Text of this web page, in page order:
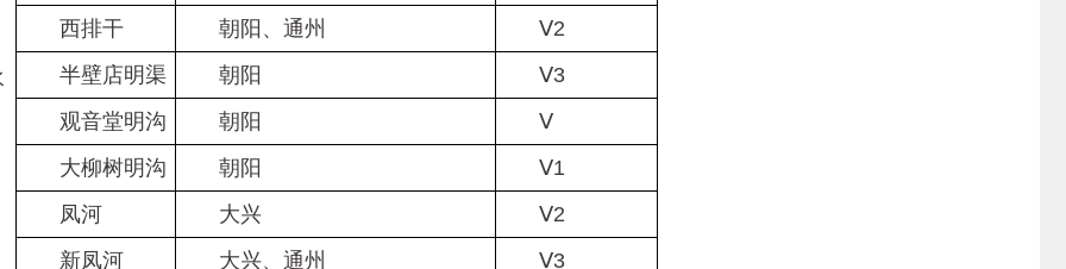
西排干
朝阳、通州
Ⅴ2
半壁店明渠
朝阳
Ⅴ3
观音堂明沟
朝阳
Ⅴ
大柳树明沟
朝阳
Ⅴ1
凤河
大兴
Ⅴ2
新凤河
大兴、通州 Ⅴ3